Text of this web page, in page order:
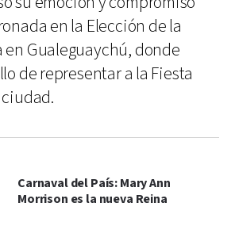
en la Elección de la
en Gualeguaychú, donde
de representar a la Fiesta
Carnaval del País: Mary Ann
Morrison es la nueva Reina